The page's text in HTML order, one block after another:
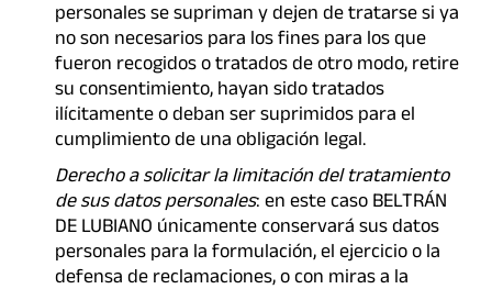
personales se supriman y dejen de tratarse si ya
no son necesarios para los fines para los que
fueron recogidos o tratados de otro modo, retire
su consentimiento, hayan sido tratados
ilícitamente o deban ser suprimidos para el
cumplimiento de una obligación legal.
Derecho a solicitar la limitación del tratamiento
de sus datos personales: en este caso BELTRÁN
DE LUBIANO únicamente conservará sus datos
personales para la formulación, el ejercicio o la
defensa de reclamaciones, o con miras a la